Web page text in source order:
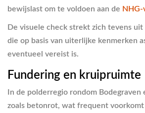
bewijslast om te voldoen aan de
De visuele check strekt zich tevens
die op basis van uiterlijke kenmerken
eventueel vereist is.
Fundering en kruipruimte
In de polderregio rondom Bodegraven
zoals betonrot, wat frequent